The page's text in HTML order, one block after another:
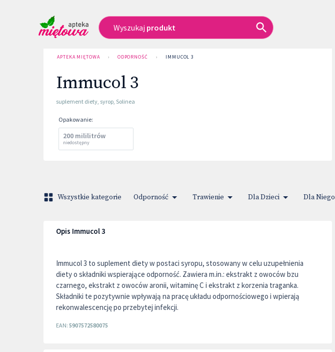
Wyszukaj produkt
APTEKA MIĘTOWA › ODPORNOŚĆ › IMMUCOL 3
Immucol 3
suplement diety, syrop, Solinea
Opakowanie:
200 mililitrów
niedostępny
Wszystkie kategorie Odporność Trawienie Dla Dzieci Dla Niego
Opis Immucol 3
Immucol 3 to suplement diety w postaci syropu, stosowany w celu uzupełnienia
diety o składniki wspierające odporność. Zawiera m.in.: ekstrakt z owoców bzu
czarnego, ekstrakt z owoców aronii, witaminę C i ekstrakt z korzenia traganka.
Składniki te pozytywnie wpływają na pracę układu odpornościowego i wpierają
rekonwalescencję po przebytej infekcji.
EAN: 5907572580075